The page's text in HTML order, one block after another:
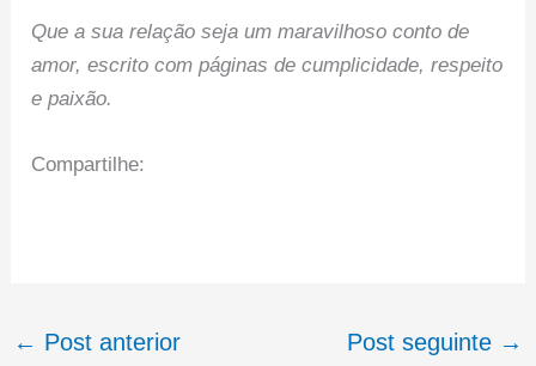
Que a sua relação seja um maravilhoso conto de
amor, escrito com páginas de cumplicidade, respeito
e paixão.
Compartilhe:
← Post anterior Post seguinte →